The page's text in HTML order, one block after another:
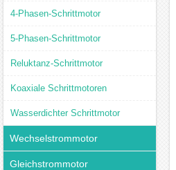
4-Phasen-Schrittmotor
5-Phasen-Schrittmotor
Reluktanz-Schrittmotor
Koaxiale Schrittmotoren
Wasserdichter Schrittmotor
Wechselstrommotor
Gleichstrommotor